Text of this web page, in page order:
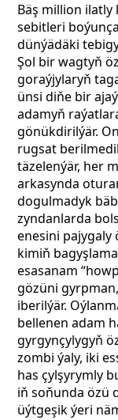
Bäş million ilatly
sebitleri
dünýädäki
Şol bir wagtyň
goraýjylaryň
ünsi diňe bir
adamyň
gönükdirilýär.
rugsat
täzelenýär, her
arkasynda
dogulmadyk
zyndanlarda
enesini pajygaly
kimiň
esasanam
gözüni gyrpman,
iberilýär.
bellenen adam
gyrgynçylygyň
zombi ýaly, iki
has çylşyrymly
iň soňunda özü
üýtgeşik ýeri